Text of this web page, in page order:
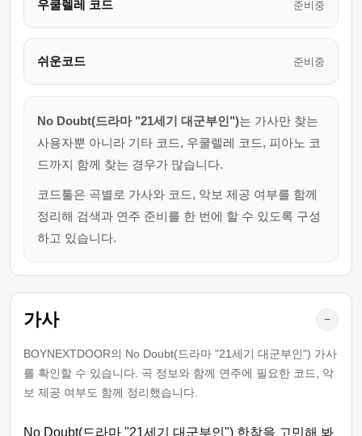
우쿨렐레 코드 준비중
쉬운코드 준비중
No Doubt(드라마 "21세기 대군부인")는 가사만 찾는
사용자뿐 아니라 기타 코드, 우쿨렐레 코드, 피아노 코
드까지 함께 찾는 경우가 많습니다.
코드툴은 곡별로 가사와 코드, 악보 제공 여부를 함께
정리해 검색과 연주 준비를 한 번에 할 수 있도록 구성
하고 있습니다.
가사 −
BOYNEXTDOOR의 No Doubt(드라마 "21세기 대군부인") 가사
를 확인할 수 있습니다. 곡 정보와 함께 연주에 필요한 코드, 악
보 제공 여부도 함께 정리했습니다.
No Doubt(드라마 "21세기 대군부인") 한참을 고민해 봐